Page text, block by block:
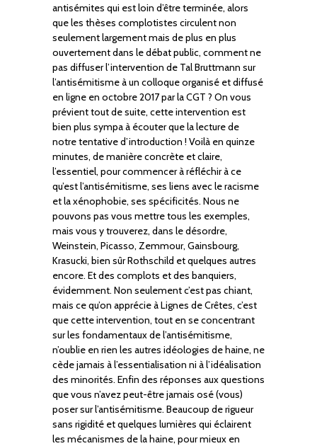
antisémites qui est loin d’être terminée, alors
que les thèses complotistes circulent non
seulement largement mais de plus en plus
ouvertement dans le débat public, comment ne
pas diffuser l’intervention de Tal Bruttmann sur
l’antisémitisme à un colloque organisé et diffusé
en ligne en octobre 2017 par la CGT ? On vous
prévient tout de suite, cette intervention est
bien plus sympa à écouter que la lecture de
notre tentative d’introduction ! Voilà en quinze
minutes, de manière concrète et claire,
l’essentiel, pour commencer à réfléchir à ce
qu’est l’antisémitisme, ses liens avec le racisme
et la xénophobie, ses spécificités. Nous ne
pouvons pas vous mettre tous les exemples,
mais vous y trouverez, dans le désordre,
Weinstein, Picasso, Zemmour, Gainsbourg,
Krasucki, bien sûr Rothschild et quelques autres
encore. Et des complots et des banquiers,
évidemment. Non seulement c’est pas chiant,
mais ce qu’on apprécie à Lignes de Crêtes, c’est
que cette intervention, tout en se concentrant
sur les fondamentaux de l’antisémitisme,
n’oublie en rien les autres idéologies de haine, ne
cède jamais à l’essentialisation ni à l’idéalisation
des minorités. Enfin des réponses aux questions
que vous n’avez peut-être jamais osé (vous)
poser sur l’antisémitisme. Beaucoup de rigueur
sans rigidité et quelques lumières qui éclairent
les mécanismes de la haine, pour mieux en